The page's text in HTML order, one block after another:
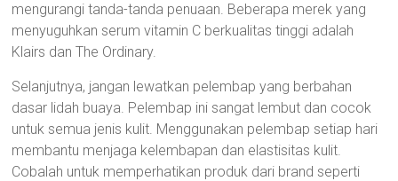
mengurangi tanda-tanda penuaan. Beberapa merek yang
menyuguhkan serum vitamin C berkualitas tinggi adalah
Klairs dan The Ordinary.
Selanjutnya, jangan lewatkan pelembap yang berbahan
dasar lidah buaya. Pelembap ini sangat lembut dan cocok
untuk semua jenis kulit. Menggunakan pelembap setiap hari
membantu menjaga kelembapan dan elastisitas kulit.
Cobalah untuk memperhatikan produk dari brand seperti